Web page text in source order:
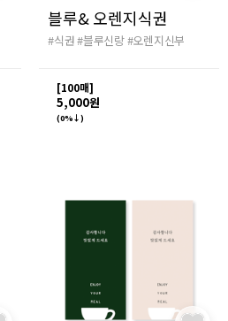
블루& 오렌지식권
#식권#블루신랑#오렌지신부
[100매]
5,000원
(0%↓)